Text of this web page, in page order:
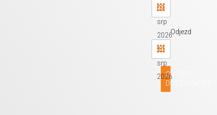
09
srp
2026Odjezd
10
srp
2026OVĚŘIT
DOSTUPNOST